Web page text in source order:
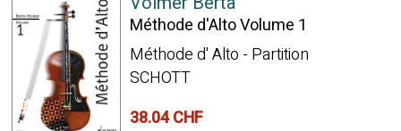
Méthode d'Alto Volume 1
Méthode d' Alto - Partition
SCHOTT
38.04 CHF